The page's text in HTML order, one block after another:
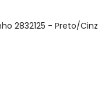
2832125 - Preto/